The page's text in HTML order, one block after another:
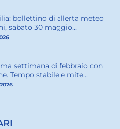
bollettino di allerta meteo
sabato 30 maggio...
settimana di febbraio con
Tempo stabile e mite...